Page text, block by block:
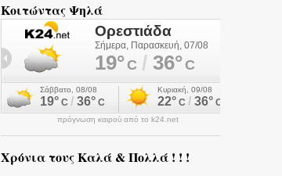
Κοιτώντας Ψηλά
πρόγνωση καιρού από το k24.net
Χρόνια τους Καλά & Πολλά ! ! !